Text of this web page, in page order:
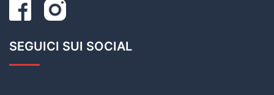
SEGUICI SUI SOCIAL